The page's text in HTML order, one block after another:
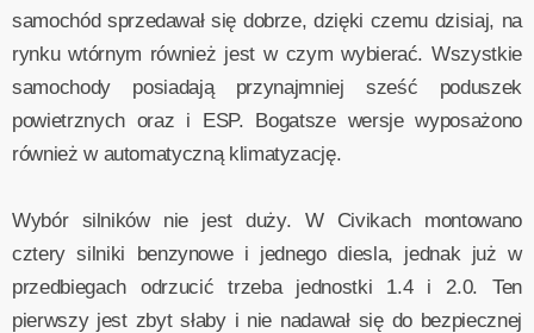
samochód sprzedawał się dobrze, dzięki czemu dzisiaj, na
rynku wtórnym również jest w czym wybierać. Wszystkie
samochody posiadają przynajmniej sześć poduszek
powietrznych oraz i ESP. Bogatsze wersje wyposażono
również w automatyczną klimatyzację.
Wybór silników nie jest duży. W Civikach montowano
cztery silniki benzynowe i jednego diesla, jednak już w
przedbiegach odrzucić trzeba jednostki 1.4 i 2.0. Ten
pierwszy jest zbyt słaby i nie nadawał się do bezpiecznej